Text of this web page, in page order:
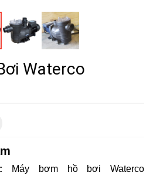
Waterco
Máy bơm hồ bơi Waterco